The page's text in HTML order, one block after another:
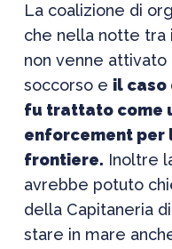
La coalizione di
che nella notte tra
non venne attivato
soccorso e il caso
fu trattato come
enforcement per
frontiere. Inoltre
avrebbe potuto
della Capitaneria
stare in mare